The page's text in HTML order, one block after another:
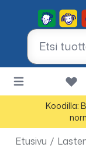
Koodilla:
Etusivu /